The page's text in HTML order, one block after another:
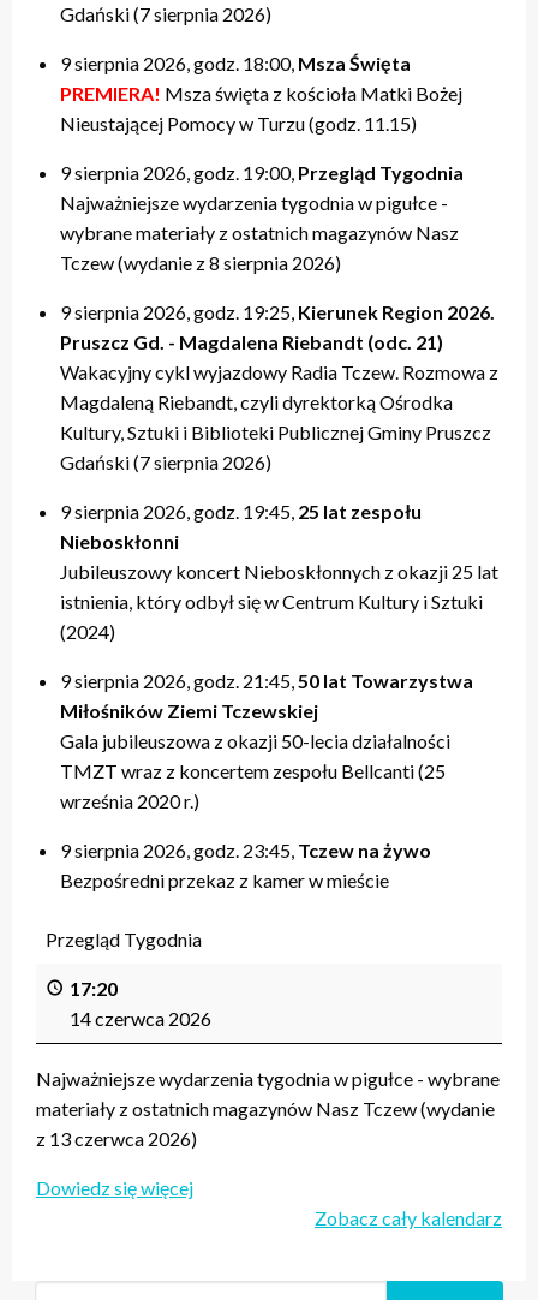
Gdański (7 sierpnia 2026)
9 sierpnia 2026, godz. 18:00, Msza Święta
PREMIERA! Msza święta z kościoła Matki Bożej
Nieustającej Pomocy w Turzu (godz. 11.15)
9 sierpnia 2026, godz. 19:00, Przegląd Tygodnia
Najważniejsze wydarzenia tygodnia w pigułce -
wybrane materiały z ostatnich magazynów Nasz
Tczew (wydanie z 8 sierpnia 2026)
9 sierpnia 2026, godz. 19:25, Kierunek Region 2026.
Pruszcz Gd. - Magdalena Riebandt (odc. 21)
Wakacyjny cykl wyjazdowy Radia Tczew. Rozmowa z
Magdaleną Riebandt, czyli dyrektorką Ośrodka
Kultury, Sztuki i Biblioteki Publicznej Gminy Pruszcz
Gdański (7 sierpnia 2026)
9 sierpnia 2026, godz. 19:45, 25 lat zespołu
Nieboskłonni
Jubileuszowy koncert Nieboskłonnych z okazji 25 lat
istnienia, który odbył się w Centrum Kultury i Sztuki
(2024)
9 sierpnia 2026, godz. 21:45, 50 lat Towarzystwa
Miłośników Ziemi Tczewskiej
Gala jubileuszowa z okazji 50-lecia działalności
TMZT wraz z koncertem zespołu Bellcanti (25
września 2020 r.)
9 sierpnia 2026, godz. 23:45, Tczew na żywo
Bezpośredni przekaz z kamer w mieście
Przegląd Tygodnia
17:20
14 czerwca 2026
Najważniejsze wydarzenia tygodnia w pigułce - wybrane
materiały z ostatnich magazynów Nasz Tczew (wydanie
z 13 czerwca 2026)
Dowiedz się więcej
Zobacz cały kalendarz